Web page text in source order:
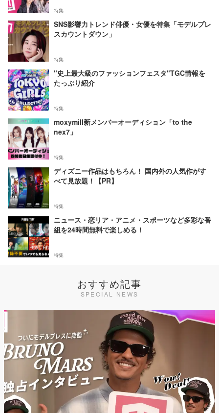
特集
SNS影響力トレンド俳優・女優を特集「モデルプレ
スカウントダウン」
特集
"史上最大級のファッションフェスタ"TGC情報を
たっぷり紹介
特集
moxymill新メンバーオーディション「to the
nex7」
特集
ディズニー作品はもちろん！ 国内外の人気作がす
べて見放題！【PR】
特集
ニュース・恋リア・アニメ・スポーツなど多彩な番
組を24時間無料で楽しめる！
特集
おすすめ記事
SPECIAL NEWS